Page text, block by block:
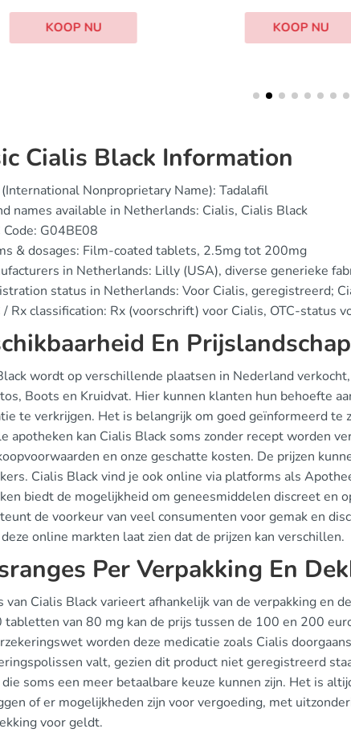
KOOP NU KOOP NU
Cialis Black Information
Nonproprietary Name): Tadalafil
names available in Netherlands: Cialis, Cialis Black
Code: G04BE08
& dosages: Film-coated tablets, 2.5mg tot 200mg
in Netherlands: Lilly (USA), diverse generieke
status in Netherlands: Voor Cialis, geregistreerd;
/ Rx classification: Rx (voorschrift) voor Cialis, OTC-status
En Prijslandschap
wordt op verschillende plaatsen in Nederland
Boots en Kruidvat. Hier kunnen klanten hun behoefte
te verkrijgen. Het is belangrijk om goed geïnformeerd te
apotheken kan Cialis Black soms zonder recept worden
en onze geschatte kosten. De prijzen
Cialis Black vind je ook online via platforms als
biedt de mogelijkheid om geneesmiddelen discreet en
de voorkeur van veel consumenten voor gemak en
online markten laat zien dat de prijzen kan verschillen.
Per Verpakking En
van Cialis Black varieert afhankelijk van de verpakking en
tabletten van 80 mg kan de prijs tussen de 100 en 200
worden deze medicatie zoals Cialis
valt, gezien dit product niet geregistreerd
soms een meer betaalbare keuze kunnen zijn. Het is
of er mogelijkheden zijn voor vergoeding, met
voor geldt.